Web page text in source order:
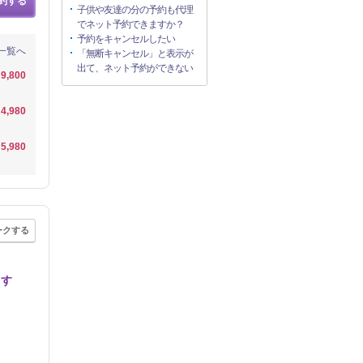
覧へ
する
子供や友達の分の予約も代理
でネット予約できますか？
予約をキャンセルしたい
「無断キャンセル」と表示が
出て、ネット予約ができない